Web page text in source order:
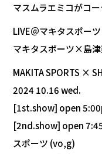
マスムラエミコがコ
LIVE＠マキタスポーツ
マキタスポーツ×島
MAKITA SPORTS ×
2024 10.16 wed.
[1st.show] open
[2nd.show] open
スポーツ (vo,g)